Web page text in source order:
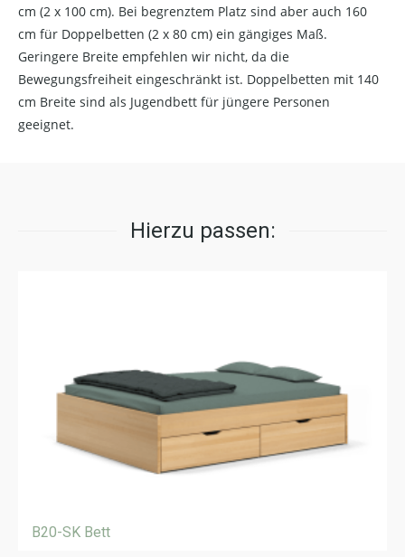
cm (2 x 100 cm). Bei begrenztem Platz sind aber auch 160
cm für Doppelbetten (2 x 80 cm) ein gängiges Maß.
Geringere Breite empfehlen wir nicht, da die
Bewegungsfreiheit eingeschränkt ist. Doppelbetten mit 140
cm Breite sind als Jugendbett für jüngere Personen
geeignet.
Hierzu passen:
B20-SK Bett